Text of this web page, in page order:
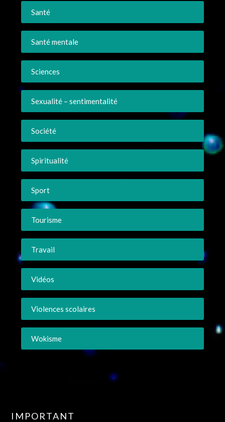
Santé
Santé mentale
Sciences
Sexualité – sentimentalité
Société
Spiritualité
Sport
Tourisme
Travail
Vidéos
Violences scolaires
Wokisme
IMPORTANT